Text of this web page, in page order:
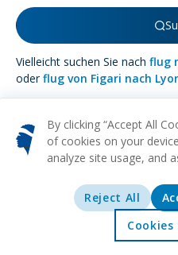
Angebote
Vielleicht suchen Sie nach flug
oderflug von Figari nach
Mehr über
NATUR WEIN
Versteckt auf der
malerische und verführerische
dem die Eleganz Frankreichs
By clicking “Accept All
of cookies on your
analyze site usage, and
Reject All